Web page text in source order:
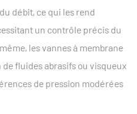
débit, ce qui les rend
un contrôle précis du
les vannes à membrane
fluides abrasifs ou visqueux
de pression modérées